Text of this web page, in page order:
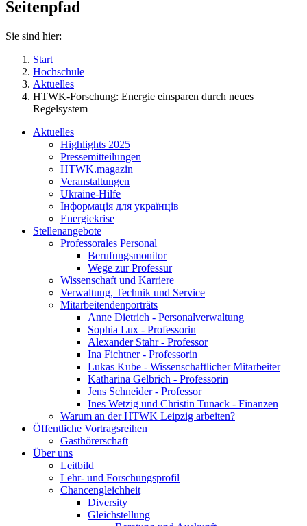
Seitenpfad
Sie sind hier:
Start
Hochschule
Aktuelles
HTWK-Forschung: Energie einsparen durch neues
Regelsystem
Aktuelles
Highlights 2025
Pressemitteilungen
HTWK.magazin
Veranstaltungen
Ukraine-Hilfe
Інформація для українців
Energiekrise
Stellenangebote
Professorales Personal
Berufungsmonitor
Wege zur Professur
Wissenschaft und Karriere
Verwaltung, Technik und Service
Mitarbeitendenporträts
Anne Dietrich - Personalverwaltung
Sophia Lux - Professorin
Alexander Stahr - Professor
Ina Fichtner - Professorin
Lukas Kube - Wissenschaftlicher Mitarbeiter
Katharina Gelbrich - Professorin
Jens Schneider - Professor
Ines Wetzig und Christin Tunack - Finanzen
Warum an der HTWK Leipzig arbeiten?
Öffentliche Vortragsreihen
Gasthörerschaft
Über uns
Leitbild
Lehr- und Forschungsprofil
Chancengleichheit
Diversity
Gleichstellung